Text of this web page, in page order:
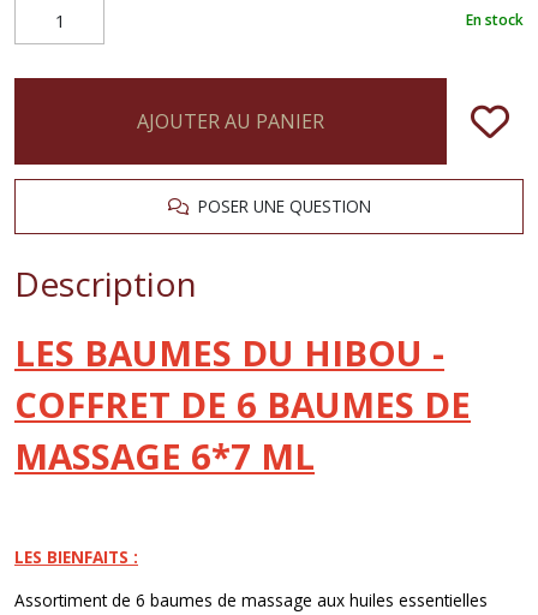
En stock
AJOUTER AU PANIER
POSER UNE QUESTION
Description
LES BAUMES DU HIBOU -
COFFRET DE 6 BAUMES DE
MASSAGE 6*7 ML
LES BIENFAITS :
Assortiment de 6 baumes de massage aux huiles essentielles